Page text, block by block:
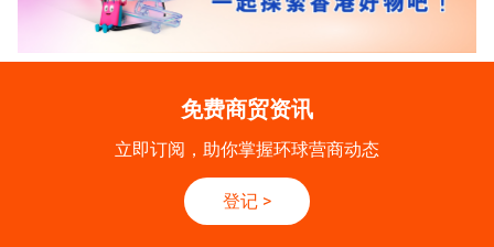
免费商贸资讯
立即订阅，助你掌握环球营商动态
登记 >